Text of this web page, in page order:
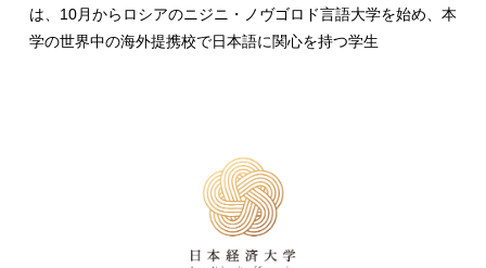
は、10月からロシアのニジニ・ノヴゴロド言語大学を始め、本
学の世界中の海外提携校で日本語に関心を持つ学生